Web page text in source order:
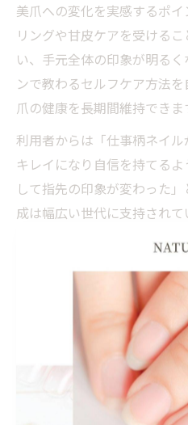
美爪への変化を実感するポ
リングや甘皮ケアを受ける
い、手元全体の印象が明る
ンで教わるセルフケア方法を
爪の健康を長期間維持できま
利用者からは「仕事柄ネイ
キレイになり自信を持てる
して指先の印象が変わった
成は幅広い世代に支持されて
ネイルケアがもたらす自信
ネイルケアや自爪育成を続
い、日常の所作にも自信が
のサロンでは、リラックス
るため、日々のストレス解
特に、仕事や家事で忙しい